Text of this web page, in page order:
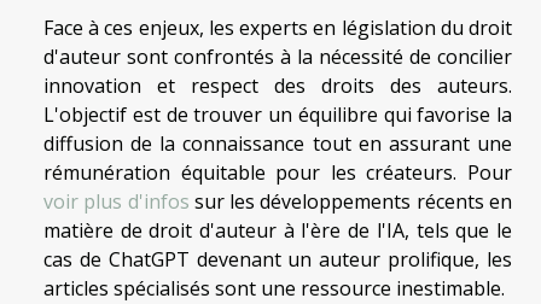
Face à ces enjeux, les experts en législation du droit
d'auteur sont confrontés à la nécessité de concilier
innovation et respect des droits des auteurs.
L'objectif est de trouver un équilibre qui favorise la
diffusion de la connaissance tout en assurant une
rémunération équitable pour les créateurs. Pour
voir plus d'infos sur les développements récents en
matière de droit d'auteur à l'ère de l'IA, tels que le
cas de ChatGPT devenant un auteur prolifique, les
articles spécialisés sont une ressource inestimable.